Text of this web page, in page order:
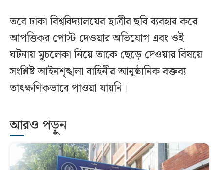
তবে ঢাকা বিশ্ববিদ্যালয়ের ছাত্রীর ছবি ব্যবহার করে
আপত্তিকর পোস্ট দেওয়ার অভিযোগ এবং ওই
ঘটনায় মুচলেকা নিয়ে তাকে ছেড়ে দেওয়ার বিষয়ে
সংশ্লিষ্ট আইনশৃঙ্খলা বাহিনীর আনুষ্ঠানিক বক্তব্য
তাৎক্ষণিকভাবে পাওয়া যায়নি।
আরও পড়ুন